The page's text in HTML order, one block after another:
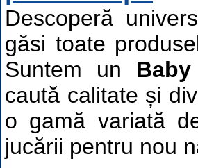
Descoperă
găsi toate
Suntem un
caută calitate și
o gamă variată
jucării pentru nou